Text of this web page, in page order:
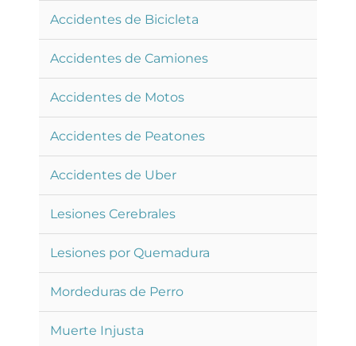
Accidentes de Bicicleta
Accidentes de Camiones
Accidentes de Motos
Accidentes de Peatones
Accidentes de Uber
Lesiones Cerebrales
Lesiones por Quemadura
Mordeduras de Perro
Muerte Injusta